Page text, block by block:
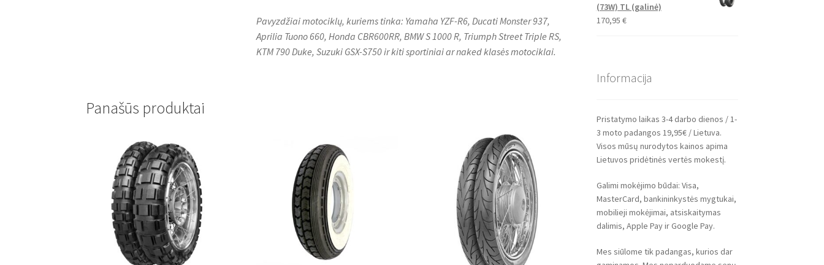
Pavyzdžiai motociklų, kuriems tinka: Yamaha YZF-R6, Ducati Monster 937,
Aprilia Tuono 660, Honda CBR600RR, BMW S 1000 R, Triumph Street Triple RS,
KTM 790 Duke, Suzuki GSX-S750 ir kiti sportiniai ar naked klasės motociklai.
Panašūs produktai
(73W) TL (galinė)
170,95 €
Informacija
Pristatymo laikas 3-4 darbo dienos / 1-
3 moto padangos 19,95€ / Lietuva.
Visos mūsų nurodytos kainos apima
Lietuvos pridėtinės vertės mokestį.
Galimi mokėjimo būdai: Visa,
MasterCard, bankininkystės mygtukai,
mobilieji mokėjimai, atsiskaitymas
dalimis, Apple Pay ir Google Pay.
Mes siūlome tik padangas, kurios dar